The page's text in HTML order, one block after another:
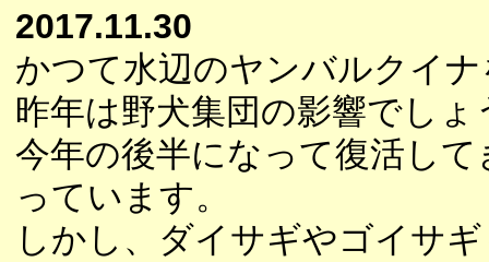
2017.11.30
かつて水辺のヤンバルクイ
昨年は野犬集団の影響でし
今年の後半になって復活し
っています。
しかし、ダイサギやゴイサ